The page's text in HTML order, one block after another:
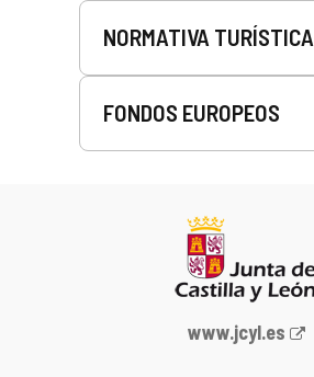
NORMATIVA TURÍSTICA
FONDOS EUROPEOS
Portal
www.jcyl.es